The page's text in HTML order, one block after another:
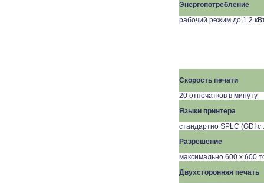
Энергопотребление
рабочий режим до 1.2
Скорость печати
20 отпечатков в минуту
Языки принтера
стандартно SPLC (GDI с
Разрешение
максимально 600 x 600
Двухсторонняя печать